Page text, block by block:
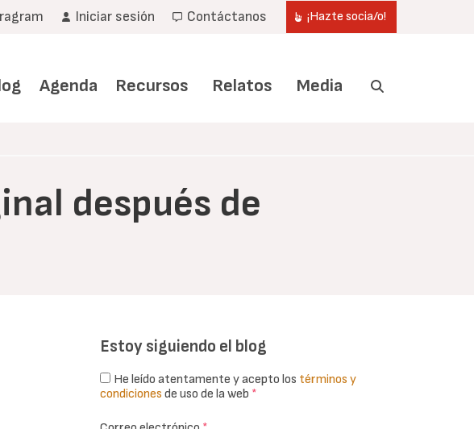
Iniciar sesión Contáctanos ¡Hazte socia/o!
Agenda Recursos Relatos Media
después de
Estoy siguiendo el blog
He leído atentamente y acepto los términos y
condiciones de uso de la web *